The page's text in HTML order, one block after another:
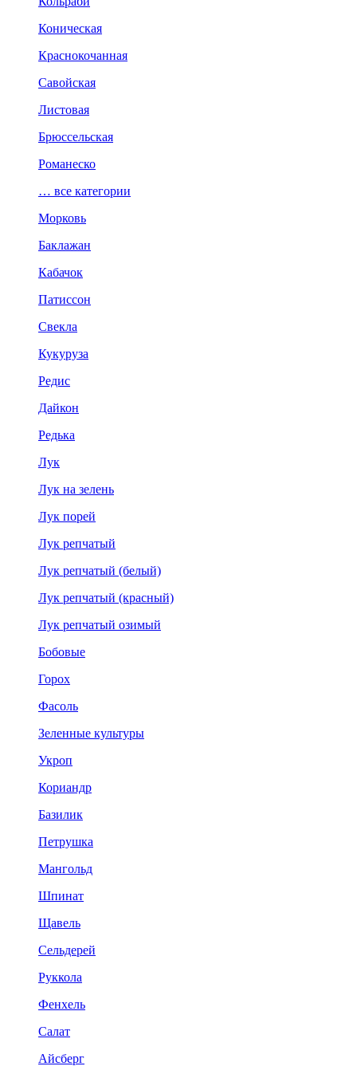
Коническая
Краснокочанная
Савойская
Листовая
Брюссельская
Романеско
… все категории
Морковь
Баклажан
Кабачок
Патиссон
Свекла
Кукуруза
Редис
Дайкон
Редька
Лук
Лук на зелень
Лук порей
Лук репчатый
Лук репчатый (белый)
Лук репчатый (красный)
Лук репчатый озимый
Бобовые
Горох
Фасоль
Зеленные культуры
Укроп
Кориандр
Базилик
Петрушка
Мангольд
Шпинат
Щавель
Сельдерей
Руккола
Фенхель
Салат
Айсберг